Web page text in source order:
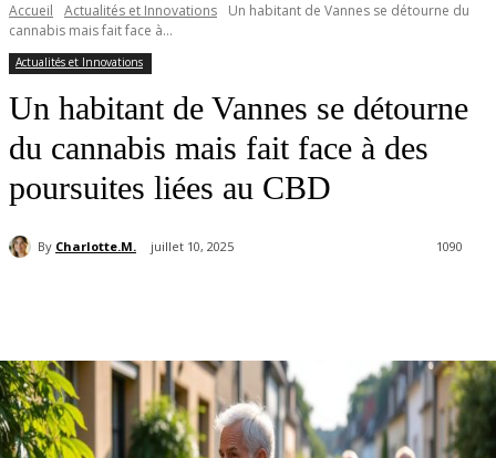
Accueil Actualités et Innovations
Un habitant de Vannes se détourne du
cannabis mais fait face à...
Actualités et Innovations
Un habitant de Vannes se détourne
du cannabis mais fait face à des
poursuites liées au CBD
By Charlotte.M. juillet 10, 2025 1090